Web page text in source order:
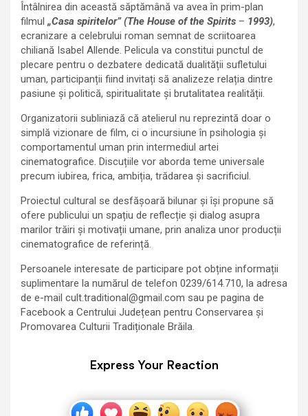
Întâlnirea din această săptămână va avea în prim-plan
filmul „Casa spiritelor” (The House of the Spirits – 1993),
ecranizare a celebrului roman semnat de scriitoarea
chiliană Isabel Allende. Pelicula va constitui punctul de
plecare pentru o dezbatere dedicată dualității sufletului
uman, participanții fiind invitați să analizeze relația dintre
pasiune și politică, spiritualitate și brutalitatea realității.
Organizatorii subliniază că atelierul nu reprezintă doar o
simplă vizionare de film, ci o incursiune în psihologia și
comportamentul uman prin intermediul artei
cinematografice. Discuțiile vor aborda teme universale
precum iubirea, frica, ambiția, trădarea și sacrificiul.
Proiectul cultural se desfășoară bilunar și își propune să
ofere publicului un spațiu de reflecție și dialog asupra
marilor trăiri și motivații umane, prin analiza unor producții
cinematografice de referință.
Persoanele interesate de participare pot obține informații
suplimentare la numărul de telefon 0239/614.710, la adresa
de e-mail cult.traditional@gmail.com sau pe pagina de
Facebook a Centrului Județean pentru Conservarea și
Promovarea Culturii Tradiționale Brăila.
Express Your Reaction